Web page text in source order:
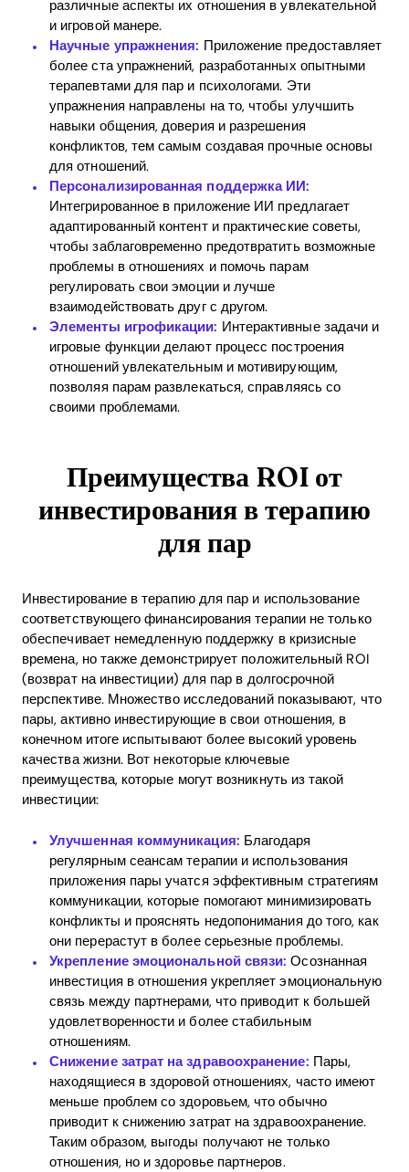
Home
Blog
Download
различные аспекты их отношения в увлекательной
и игровой манере.
Научные упражнения: Приложение предоставляет
более ста упражнений, разработанных опытными
терапевтами для пар и психологами. Эти
упражнения направлены на то, чтобы улучшить
навыки общения, доверия и разрешения
конфликтов, тем самым создавая прочные основы
для отношений.
Персонализированная поддержка ИИ:
Интегрированное в приложение ИИ предлагает
адаптированный контент и практические советы,
чтобы заблаговременно предотвратить возможные
проблемы в отношениях и помочь парам
регулировать свои эмоции и лучше
взаимодействовать друг с другом.
Элементы игрофикации: Интерактивные задачи и
игровые функции делают процесс построения
отношений увлекательным и мотивирующим,
позволяя парам развлекаться, справляясь со
своими проблемами.
Преимущества ROI от
инвестирования в терапию
для пар
Инвестирование в терапию для пар и использование
соответствующего финансирования терапии не только
обеспечивает немедленную поддержку в кризисные
времена, но также демонстрирует положительный ROI
(возврат на инвестиции) для пар в долгосрочной
перспективе. Множество исследований показывают, что
пары, активно инвестирующие в свои отношения, в
конечном итоге испытывают более высокий уровень
качества жизни. Вот некоторые ключевые
преимущества, которые могут возникнуть из такой
инвестиции:
Улучшенная коммуникация: Благодаря
регулярным сеансам терапии и использования
приложения пары учатся эффективным стратегиям
коммуникации, которые помогают минимизировать
конфликты и прояснять недопонимания до того, как
они перерастут в более серьезные проблемы.
Укрепление эмоциональной связи: Осознанная
инвестиция в отношения укрепляет эмоциональную
связь между партнерами, что приводит к большей
удовлетворенности и более стабильным
отношениям.
Снижение затрат на здравоохранение: Пары,
находящиеся в здоровой отношениях, часто имеют
меньше проблем со здоровьем, что обычно
приводит к снижению затрат на здравоохранение.
Таким образом, выгоды получают не только
отношения, но и здоровье партнеров.